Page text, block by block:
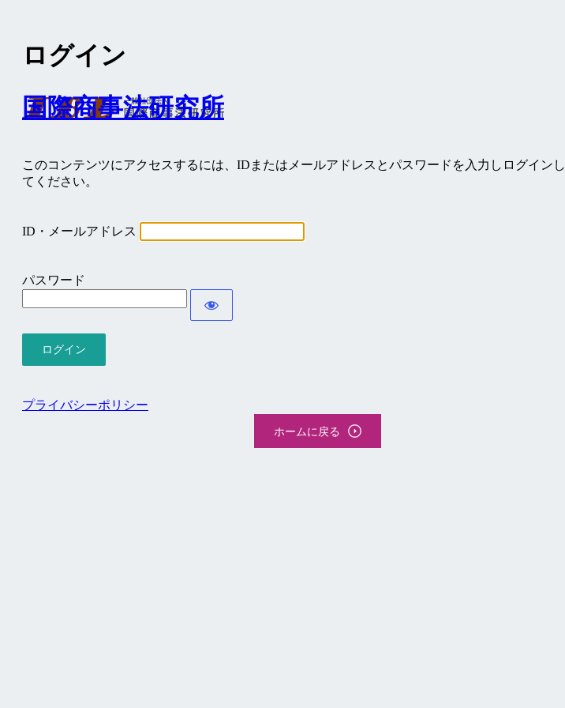
ログイン
国際商事法研究所
このコンテンツにアクセスするには、IDまたはメールアドレスとパスワードを入力しログインし
てください。
ID・メールアドレス
パスワード
プライバシーポリシー
ホームに戻る